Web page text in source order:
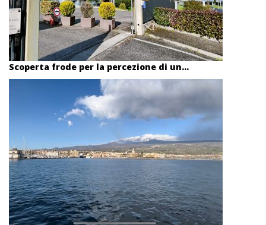
Scoperta frode per la percezione di un...